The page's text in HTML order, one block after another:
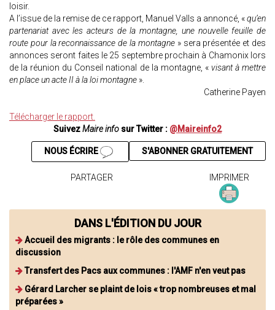
loisir.
A l’issue de la remise de ce rapport, Manuel Valls a annoncé, «qu’en
partenariat avec les acteurs de la montagne, une nouvelle feuille de
route pour la reconnaissance de la montagne» sera présentée et des
annonces seront faites le 25 septembre prochain à Chamonix lors
de la réunion du Conseil national de la montagne, « visant à mettre
en place un acte II à la loi montagne ».
Catherine Payen
Télécharger le rapport.
SuivezMaire info sur Twitter : @Maireinfo2
S'ABONNER GRATUITEMENT
NOUS ÉCRIRE
PARTAGER IMPRIMER
DANS L'ÉDITION DU JOUR
Accueil des migrants : le rôle des communes en
discussion
Transfert des Pacs aux communes : l'AMF n'en veut pas
Gérard Larcher se plaint de lois « trop nombreuses et mal
préparées »